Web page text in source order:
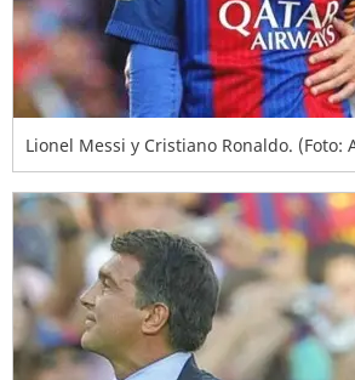
Lionel Messi y Cristiano Ronaldo. (Foto: